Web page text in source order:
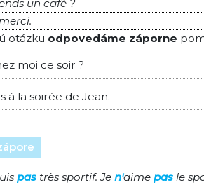
un café ?
otázku odpovedáme záporne
moi ce soir ?
à la soirée de Jean.
pas très sportif. Je n'aime pas le